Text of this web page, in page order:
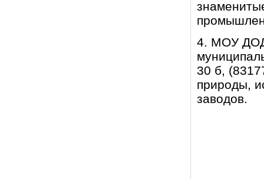
4. МОУ ДОД
30 б,
природы,
заводов.